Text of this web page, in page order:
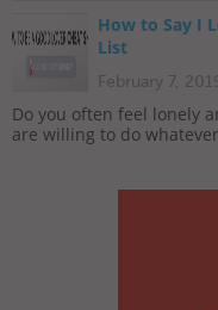
How to Say I
List
February 7,
Do you often feel lonely
are willing to do